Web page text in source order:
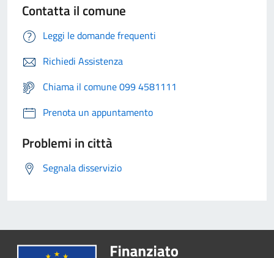
Contatta il comune
Leggi le domande frequenti
Richiedi Assistenza
Chiama il comune 099 4581111
Prenota un appuntamento
Problemi in città
Segnala disservizio